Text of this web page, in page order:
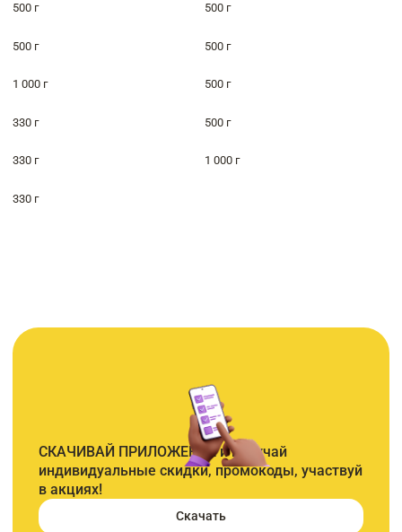
500 г 500 г
500 г 500 г
1 000 г 500 г
330 г 500 г
330 г 1 000 г
330 г
СКАЧИВАЙ ПРИЛОЖЕНИЕ и получай
индивидуальные скидки, промокоды, участвуй
в акциях!
Скачать